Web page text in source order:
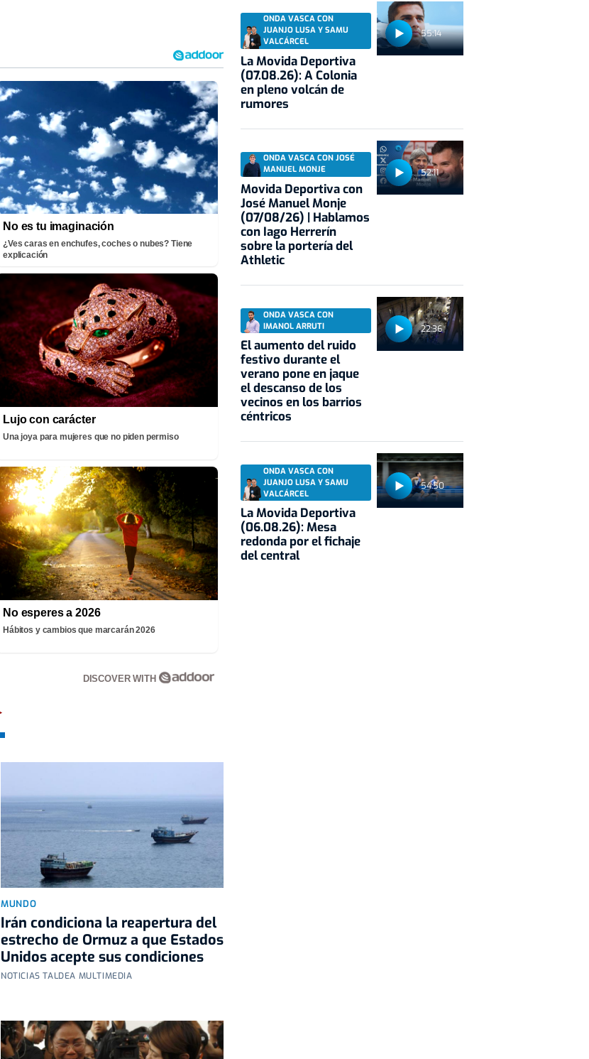
No es tu imaginación
¿Ves caras en enchufes, coches o nubes? Tiene
explicación
Lujo con carácter
Una joya para mujeres que no piden permiso
No esperes a 2026
Hábitos y cambios que marcarán 2026
DISCOVER WITH
MUNDO
Irán condiciona la reapertura del
estrecho de Ormuz a que Estados
Unidos acepte sus condiciones
NOTICIAS TALDEA MULTIMEDIA
55:14
ONDA VASCA CON
JUANJO LUSA Y SAMU
VALCÁRCEL
La Movida Deportiva
(07.08.26): A Colonia
en pleno volcán de
rumores
52:11
ONDA VASCA CON JOSÉ
MANUEL MONJE
Movida Deportiva con
José Manuel Monje
(07/08/26) | Hablamos
con Iago Herrerín
sobre la portería del
Athletic
22:36
ONDA VASCA CON
IMANOL ARRUTI
El aumento del ruido
festivo durante el
verano pone en jaque
el descanso de los
vecinos en los barrios
céntricos
54:50
ONDA VASCA CON
JUANJO LUSA Y SAMU
VALCÁRCEL
La Movida Deportiva
(06.08.26): Mesa
redonda por el fichaje
del central